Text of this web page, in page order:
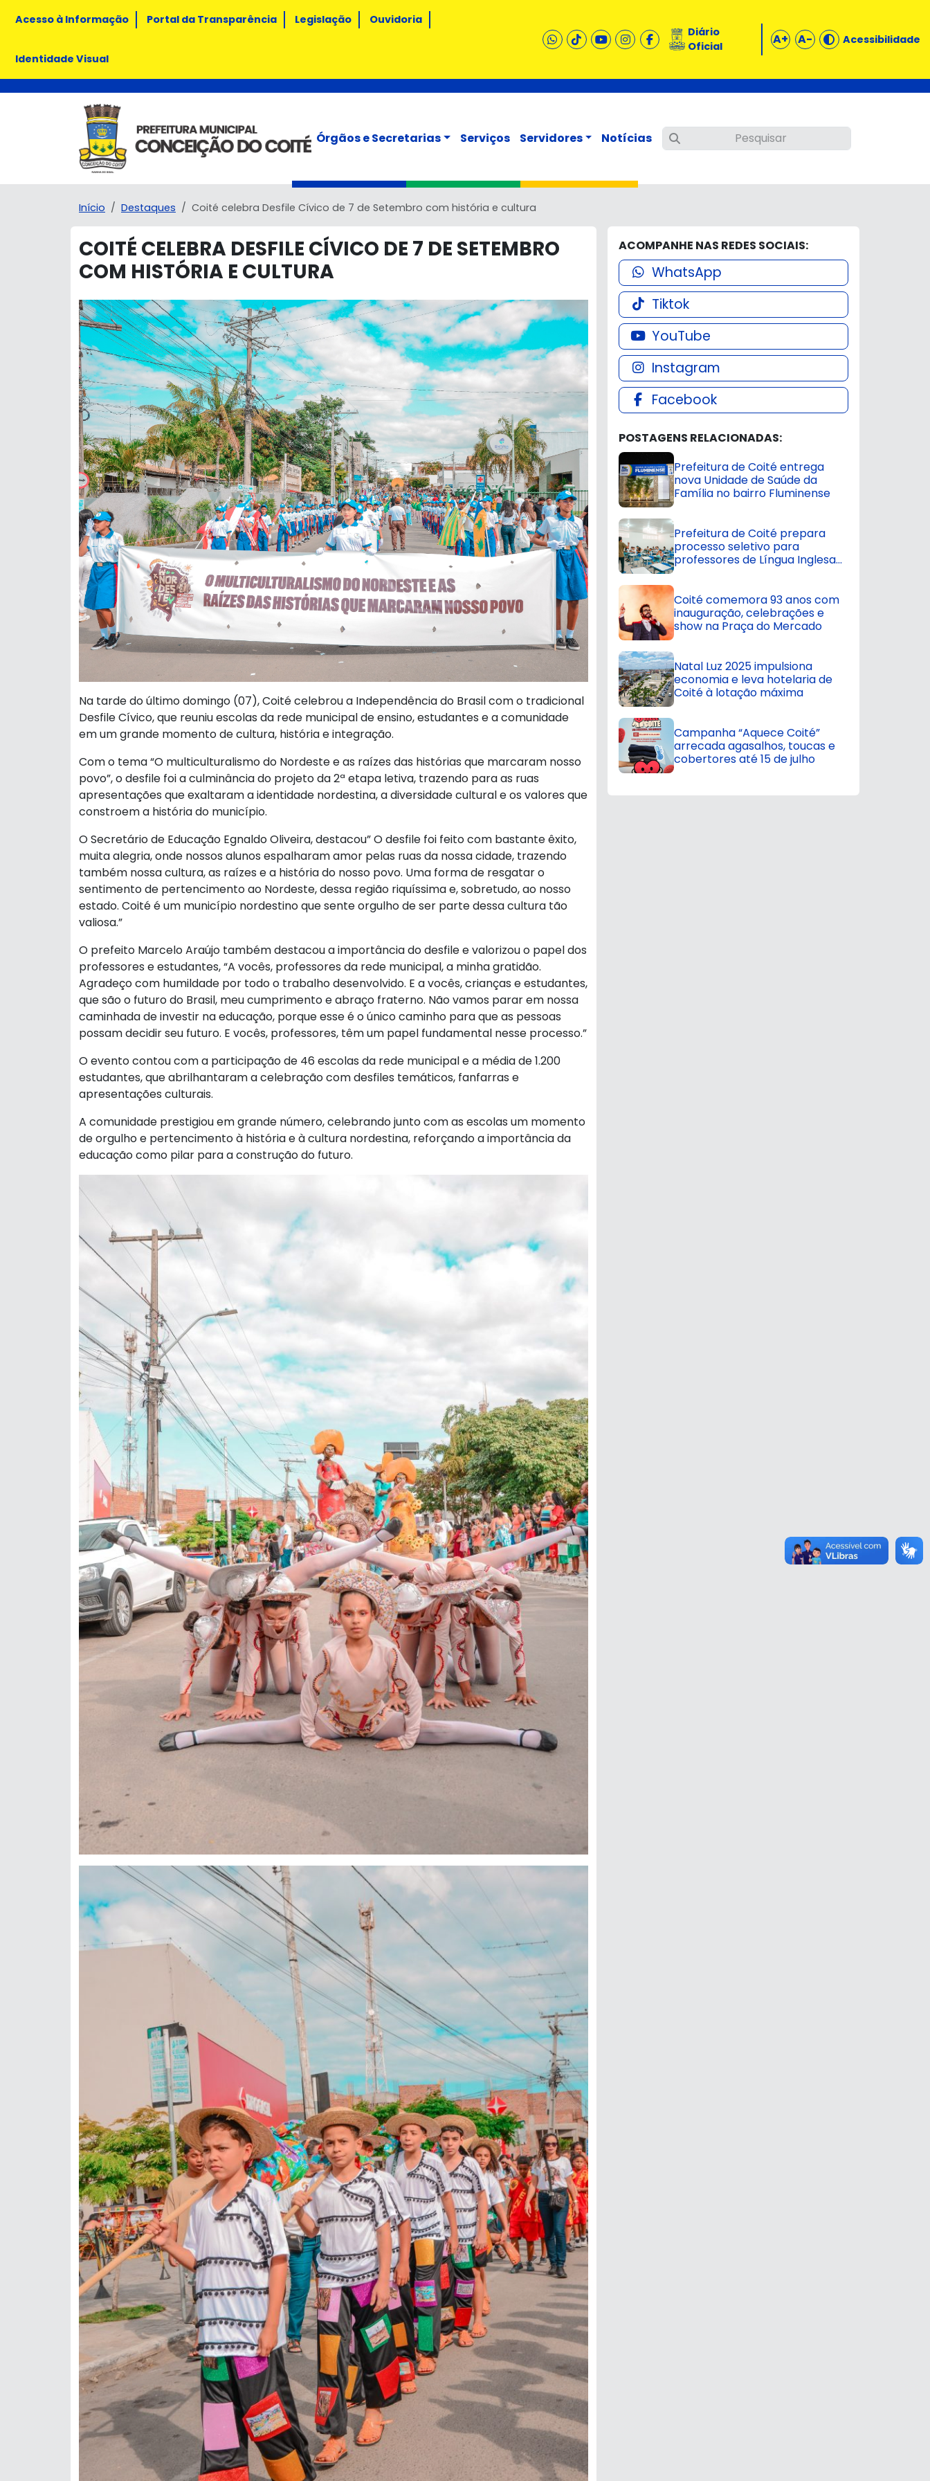
Acesso à Informação Portal da Transparência Legislação Ouvidoria
Identidade Visual
Diário
Oficial
A+ A- Acessibilidade
Órgãos e Secretarias Serviços Servidores Notícias
Início Destaques Coité celebra Desfile Cívico de 7 de Setembro com história e cultura
COITÉ CELEBRA DESFILE CÍVICO DE 7 DE SETEMBRO
COM HISTÓRIA E CULTURA
Na tarde do último domingo (07), Coité celebrou a Independência do Brasil com o tradicional
Desfile Cívico, que reuniu escolas da rede municipal de ensino, estudantes e a comunidade
em um grande momento de cultura, história e integração.
Com o tema “O multiculturalismo do Nordeste e as raízes das histórias que marcaram nosso
povo”, o desfile foi a culminância do projeto da 2ª etapa letiva, trazendo para as ruas
apresentações que exaltaram a identidade nordestina, a diversidade cultural e os valores que
constroem a história do município.
O Secretário de Educação Egnaldo Oliveira, destacou” O desfile foi feito com bastante êxito,
muita alegria, onde nossos alunos espalharam amor pelas ruas da nossa cidade, trazendo
também nossa cultura, as raízes e a história do nosso povo. Uma forma de resgatar o
sentimento de pertencimento ao Nordeste, dessa região riquíssima e, sobretudo, ao nosso
estado. Coité é um município nordestino que sente orgulho de ser parte dessa cultura tão
valiosa.”
O prefeito Marcelo Araújo também destacou a importância do desfile e valorizou o papel dos
professores e estudantes, “A vocês, professores da rede municipal, a minha gratidão.
Agradeço com humildade por todo o trabalho desenvolvido. E a vocês, crianças e estudantes,
que são o futuro do Brasil, meu cumprimento e abraço fraterno. Não vamos parar em nossa
caminhada de investir na educação, porque esse é o único caminho para que as pessoas
possam decidir seu futuro. E vocês, professores, têm um papel fundamental nesse processo.”
O evento contou com a participação de 46 escolas da rede municipal e a média de 1.200
estudantes, que abrilhantaram a celebração com desfiles temáticos, fanfarras e
apresentações culturais.
A comunidade prestigiou em grande número, celebrando junto com as escolas um momento
de orgulho e pertencimento à história e à cultura nordestina, reforçando a importância da
educação como pilar para a construção do futuro.
ACOMPANHE NAS REDES SOCIAIS:
WhatsApp
Tiktok
YouTube
Instagram
Facebook
POSTAGENS RELACIONADAS:
Prefeitura de Coité entrega
nova Unidade de Saúde da
Família no bairro Fluminense
Prefeitura de Coité prepara
processo seletivo para
professores de Língua Inglesa
Coité comemora 93 anos com
inauguração, celebrações e
show na Praça do Mercado
Natal Luz 2025 impulsiona
economia e leva hotelaria de
Coité à lotação máxima
Campanha “Aquece Coité”
arrecada agasalhos, toucas e
cobertores até 15 de julho